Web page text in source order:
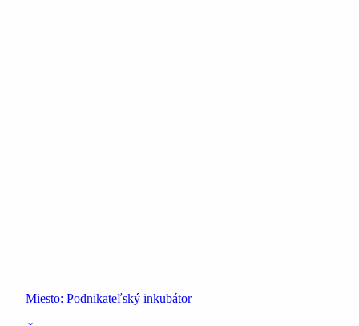
Miesto: Podnikateľský inkubátor